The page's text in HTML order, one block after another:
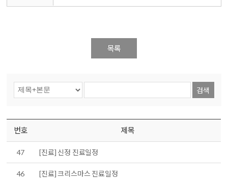
목록
검색
번호 제목
47 [진료] 신정 진료일정
46 [진료] 크리스마스 진료일정